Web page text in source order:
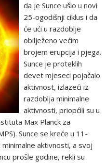
da je Sunce ušlo u novi
25-ogodišnji ciklus i da
će ući u razdoblje
obilježeno većim
brojem erupcija i pjega.
Sunce je proteklih
devet mjeseci pojačalo
aktivnost, izlazeći iz
razdoblja minimalne
aktivnosti, priopćili su u
Max Planck za
Sunce se kreće u 11-
minimalne aktivnosti, a svoj
prošle godine, rekli su